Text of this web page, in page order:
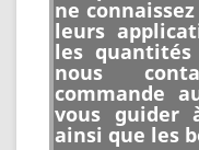
ne
leurs
les quantités
nous
commande
vous guider
ainsi que les